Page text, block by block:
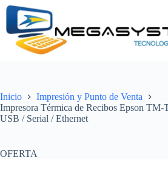
Saltar
contenido
Inicio
Impresión y Punto de Venta
Impresora Térmica de Recibos Epson
USB / Serial / Ethernet
OFERTA